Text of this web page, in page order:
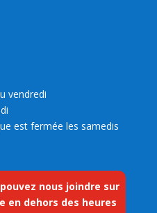
vendredi
est fermée les samedis
nous joindre sur
en dehors des heures